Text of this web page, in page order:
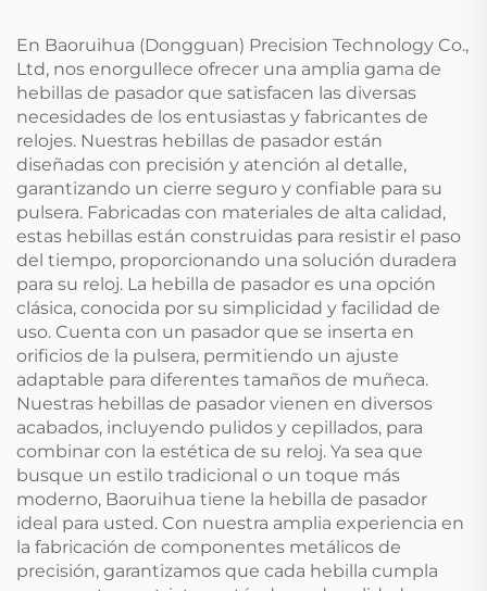
En Baoruihua (Dongguan) Precision Technology Co.,
Ltd, nos enorgullece ofrecer una amplia gama de
hebillas de pasador que satisfacen las diversas
necesidades de los entusiastas y fabricantes de
relojes. Nuestras hebillas de pasador están
diseñadas con precisión y atención al detalle,
garantizando un cierre seguro y confiable para su
pulsera. Fabricadas con materiales de alta calidad,
estas hebillas están construidas para resistir el paso
del tiempo, proporcionando una solución duradera
para su reloj. La hebilla de pasador es una opción
clásica, conocida por su simplicidad y facilidad de
uso. Cuenta con un pasador que se inserta en
orificios de la pulsera, permitiendo un ajuste
adaptable para diferentes tamaños de muñeca.
Nuestras hebillas de pasador vienen en diversos
acabados, incluyendo pulidos y cepillados, para
combinar con la estética de su reloj. Ya sea que
busque un estilo tradicional o un toque más
moderno, Baoruihua tiene la hebilla de pasador
ideal para usted. Con nuestra amplia experiencia en
la fabricación de componentes metálicos de
precisión, garantizamos que cada hebilla cumpla